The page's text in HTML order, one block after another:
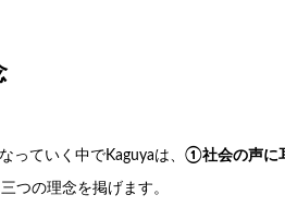
っていく中でKaguyaは、 ①社会の声に
三つの理念を掲げます。